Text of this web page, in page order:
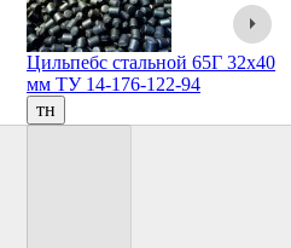
Цильпебс стальной 65Г 32х40
мм ТУ 14-176-122-94
тн